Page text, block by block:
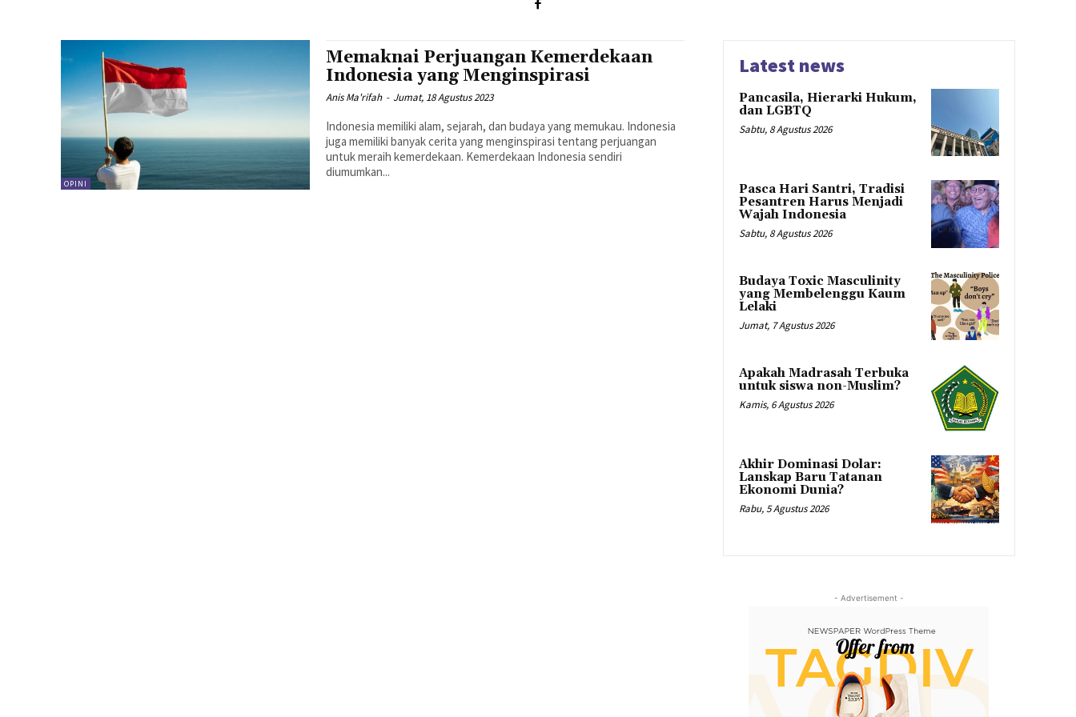
OPINI
Memaknai Perjuangan Kemerdekaan
Indonesia yang Menginspirasi
Anis Ma'rifah - Jumat, 18 Agustus 2023
Indonesia memiliki alam, sejarah, dan budaya yang memukau. Indonesia
juga memiliki banyak cerita yang menginspirasi tentang perjuangan
untuk meraih kemerdekaan. Kemerdekaan Indonesia sendiri
diumumkan...
Latest news
Pancasila, Hierarki Hukum,
dan LGBTQ
Sabtu, 8 Agustus 2026
Pasca Hari Santri, Tradisi
Pesantren Harus Menjadi
Wajah Indonesia
Sabtu, 8 Agustus 2026
Budaya Toxic Masculinity
yang Membelenggu Kaum
Lelaki
Jumat, 7 Agustus 2026
Apakah Madrasah Terbuka
untuk siswa non-Muslim?
Kamis, 6 Agustus 2026
Akhir Dominasi Dolar:
Lanskap Baru Tatanan
Ekonomi Dunia?
Rabu, 5 Agustus 2026
- Advertisement -